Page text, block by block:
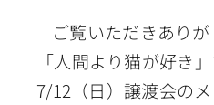
ご覧いただきありが
「人間より猫が好き
7/12（日）譲渡会の